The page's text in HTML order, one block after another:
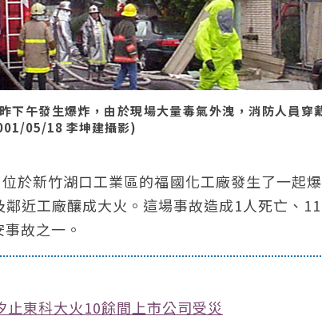
下午發生爆炸，由於現場大量毒氣外洩，消防人員穿
05/18 李坤建攝影)
於新竹湖口工業區的福國化工廠發生了一起
近工廠釀成大火。這場事故造成1人死亡、
故之一。
東科大火10餘間上市公司受災